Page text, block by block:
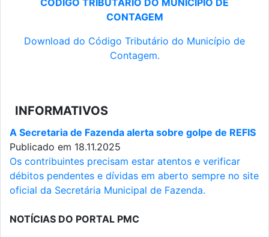
CÓDIGO TRIBUTÁRIO DO MUNICÍPIO DE
CONTAGEM
Download do Código Tributário do Município de
Contagem.
INFORMATIVOS
A Secretaria de Fazenda alerta sobre golpe de REFIS
Publicado em 18.11.2025
Os contribuintes precisam estar atentos e verificar
débitos pendentes e dívidas em aberto sempre no site
oficial da Secretária Municipal de Fazenda.
NOTÍCIAS DO PORTAL PMC